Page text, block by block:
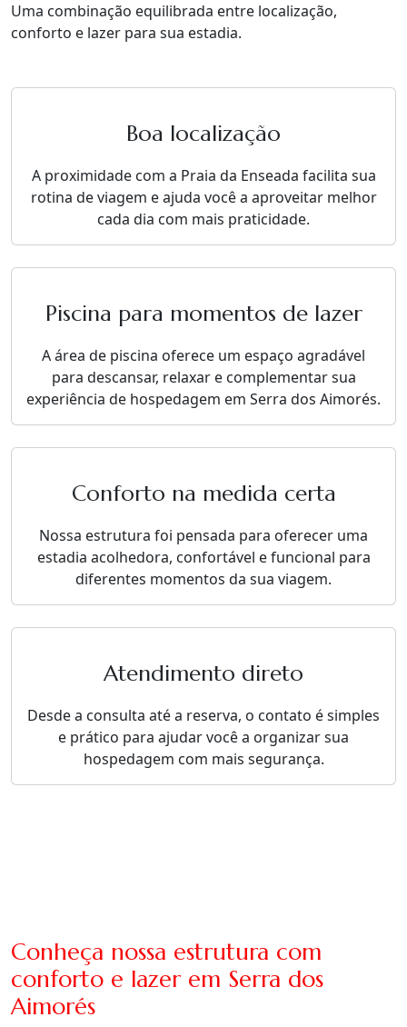
Uma combinação equilibrada entre localização,
conforto e lazer para sua estadia.
Boa localização
A proximidade com a Praia da Enseada facilita sua
rotina de viagem e ajuda você a aproveitar melhor
cada dia com mais praticidade.
Piscina para momentos de lazer
A área de piscina oferece um espaço agradável
para descansar, relaxar e complementar sua
experiência de hospedagem em Serra dos Aimorés.
Conforto na medida certa
Nossa estrutura foi pensada para oferecer uma
estadia acolhedora, confortável e funcional para
diferentes momentos da sua viagem.
Atendimento direto
Desde a consulta até a reserva, o contato é simples
e prático para ajudar você a organizar sua
hospedagem com mais segurança.
Conheça nossa estrutura com
conforto e lazer em Serra dos
Aimorés